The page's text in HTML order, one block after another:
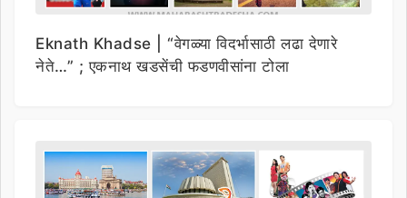
Eknath Khadse | “वेगळ्या विदर्भासाठी लढा देणारे
नेते…” ; एकनाथ खडसेंची फडणवीसांना टोला